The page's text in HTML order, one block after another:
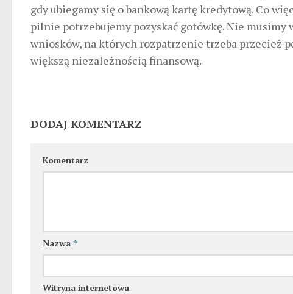
gdy ubiegamy się o bankową kartę kredytową. Co
pilnie potrzebujemy pozyskać gotówkę. Nie musimy
wniosków, na których rozpatrzenie trzeba przecież
większą niezależnością finansową.
DODAJ KOMENTARZ
Komentarz
Nazwa *
Witryna internetowa